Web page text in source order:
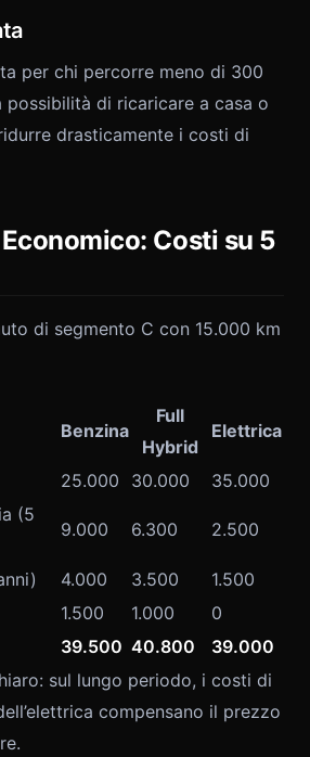
per chi percorre meno di 300
possibilità di ricaricare a casa o
drasticamente i costi di
Costi su 5
di segmento C con 15.000 km
Benzina
Full
Hybrid
Elettrica
25.000 30.000
35.000
(5
9.000 6.300 2.500
4.000 3.500
1.500
1.500 1.000
0
39.500 40.800
39.000
sul lungo periodo, i costi di
compensano il prezzo